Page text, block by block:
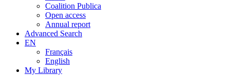
Coalition Publica
Open access
Annual report
Advanced Search
EN
Français
English
My Library